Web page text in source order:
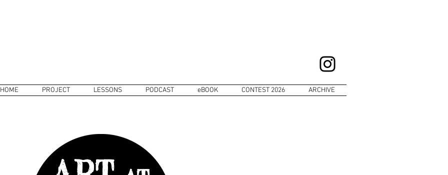
HOME PROJECT LESSONS PODCAST eBOOK CONTEST 2026 ARCHIVE